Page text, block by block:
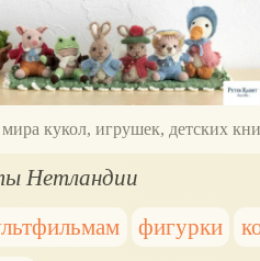
кукол, игрушек, детских
Нетландии
фигурки